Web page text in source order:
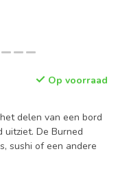
Op voorraad
delen van een bord
De Burned
sushi of een andere